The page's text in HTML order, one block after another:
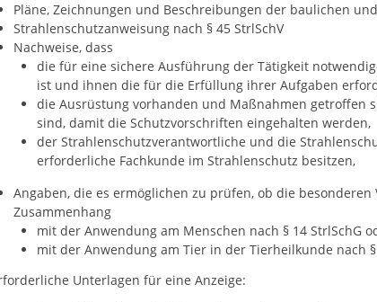
Pläne, Zeichnungen und Beschreibungen der baulichen
Strahlenschutzanweisung nach § 45 StrlSchV
Nachweise, dass
die für eine sichere Ausführung der Tätigkeit
ist und ihnen die für die Erfüllung ihrer Aufgaben
die Ausrüstung vorhanden und Maßnahmen getroffen
sind, damit die Schutzvorschriften eingehalten werden,
der Strahlenschutzverantwortliche und die
erforderliche Fachkunde im Strahlenschutz besitzen,
Angaben, die es ermöglichen zu prüfen, ob die
Zusammenhang
mit der Anwendung am Menschen nach § 14 StrlSchG
mit der Anwendung am Tier in der Tierheilkunde nach
Unterlagen für eine Anzeige: